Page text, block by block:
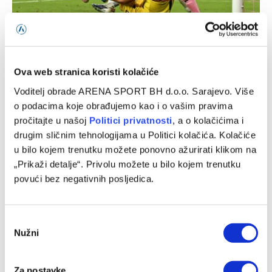
Ova web stranica koristi kolačiće
Voditelj obrade ARENA SPORT BH d.o.o. Sarajevo. Više
o podacima koje obrađujemo kao i o vašim pravima
pročitajte u našoj Politici privatnosti, a o kolačićima i
drugim sličnim tehnologijama u Politici kolačića. Kolačiće
u bilo kojem trenutku možete ponovno ažurirati klikom na
„Prikaži detalje“. Privolu možete u bilo kojem trenutku
povući bez negativnih posljedica.
Selection
Nužni
Messi dva puta tresao mrežu i oborio rerkord
Alajbegović debituje u subotu za Juventus, odabrao i broj